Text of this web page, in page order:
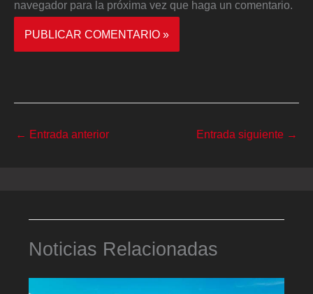
navegador para la próxima vez que haga un comentario.
← Entrada anterior Entrada siguiente →
Noticias Relacionadas